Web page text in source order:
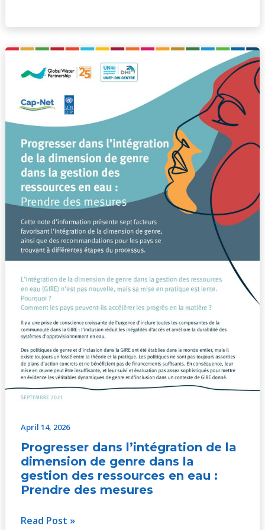
April 14, 2026
Progresser dans l’intégration de la
dimension de genre dans la
gestion des ressources en eau :
Prendre des mesures
Progresser
dans
de
dimension
de
genre
dans
la
gestion
des
ressources
en
:
Prendre
mesures
Read Post »